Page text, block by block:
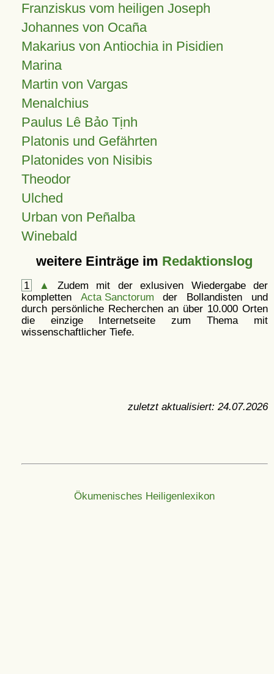
Franziskus vom heiligen Joseph
Johannes von Ocaña
Makarius von Antiochia in Pisidien
Marina
Martin von Vargas
Menalchius
Paulus Lê Bảo Tịnh
Platonis und Gefährten
Platonides von Nisibis
Theodor
Ulched
Urban von Peñalba
Winebald
weitere Einträge im Redaktionslog
1 ▲
Zudem mit der exlusiven Wiedergabe der
kompletten Acta Sanctorum der Bollandisten und
durch persönliche Recherchen an über 10.000 Orten
die einzige Internetseite zum Thema mit
wissenschaftlicher Tiefe.
zuletzt aktualisiert: 24.07.2026
Ökumenisches Heiligenlexikon